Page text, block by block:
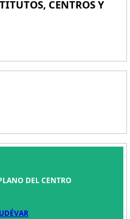
CENTROS Y
DEL CENTRO